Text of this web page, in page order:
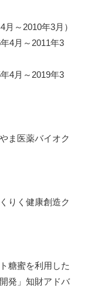
～2010年3月）
4月～2011年3
4月～2019年3
ま医薬バイオク
りく健康創造ク
糖蜜を利用した
発」知財アドバ